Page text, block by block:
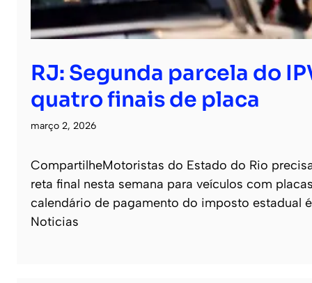
RJ: Segunda parcela do
quatro finais de placa
março 2, 2026
CompartilheMotoristas do Estado do Rio
reta final nesta semana para veículos com
calendário de pagamento do imposto estadual
Noticias